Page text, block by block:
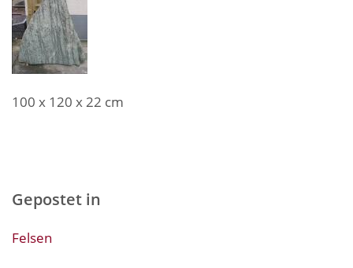
100 x 120 x 22 cm
Gepostet in
Felsen